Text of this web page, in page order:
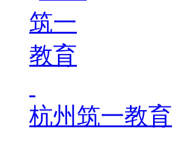
杭州筑一教育